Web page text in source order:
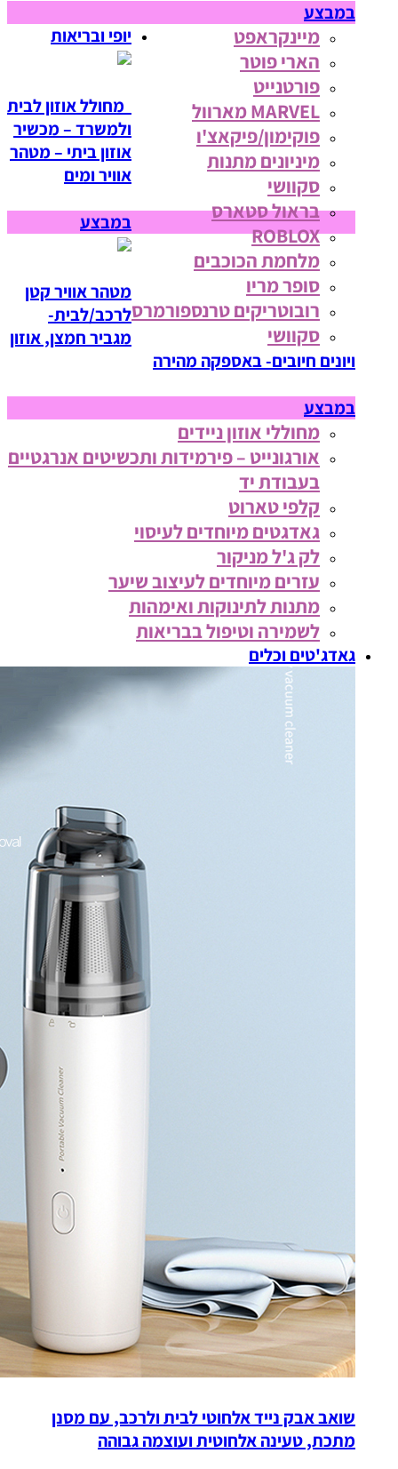
במבצע
מיינקראפט
הארי פוטר
פורטנייט
MARVEL מארוול
פוקימון/פיקאצ'ו
מיניונים מתנות
סקוושי
בראול סטארס
ROBLOX
מלחמת הכוכבים
סופר מריו
רובוטריקים טרנספורמרס
סקוושי
יופי ובריאות
מחולל אוזון לבית
ולמשרד – מכשיר
אוזון ביתי – מטהר
אוויר ומים
במבצע
מטהר אוויר קטן
לרכב/לבית-
מגביר חמצן, אוזון
ויונים חיובים- באספקה מהירה
במבצע
מחוללי אוזון ניידים
אורגונייט – פירמידות ותכשיטים אנרגטיים
בעבודת יד
קלפי טארוט
גאדגטים מיוחדים לעיסוי
לק ג'ל מניקור
עזרים מיוחדים לעיצוב שיער
מתנות לתינוקות ואימהות
לשמירה וטיפול בבריאות
גאדג'טים וכלים
שואב אבק נייד אלחוטי לבית ולרכב, עם מסנן
מתכת, טעינה אלחוטית ועוצמה גבוהה